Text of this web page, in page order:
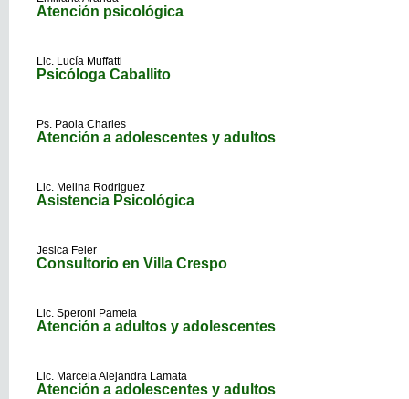
Atención psicológica
Lic. Lucía Muffatti
Psicóloga Caballito
Ps. Paola Charles
Atención a adolescentes y adultos
Lic. Melina Rodriguez
Asistencia Psicológica
Jesica Feler
Consultorio en Villa Crespo
Lic. Speroni Pamela
Atención a adultos y adolescentes
Lic. Marcela Alejandra Lamata
Atención a adolescentes y adultos